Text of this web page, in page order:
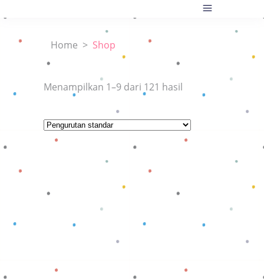
Home > Shop
Menampilkan 1–9 dari 121 hasil
Baca selengkapnya